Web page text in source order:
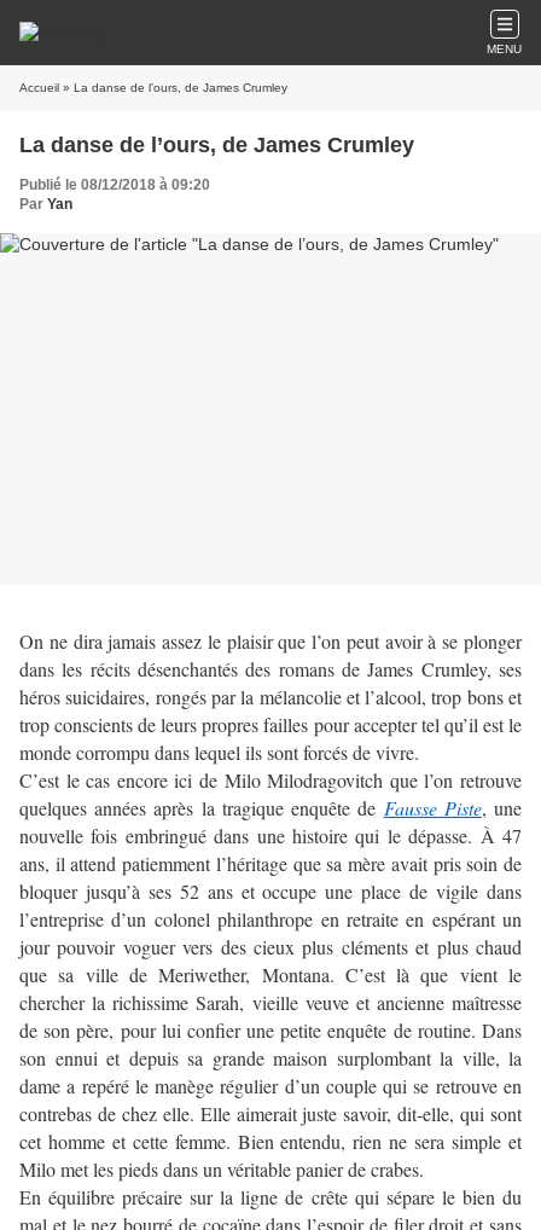
MENU
Accueil » La danse de l’ours, de James Crumley
La danse de l’ours, de James Crumley
Publié le 08/12/2018 à 09:20
Par Yan
On ne dira jamais assez le plaisir que l’on peut avoir à se plonger
dans les récits désenchantés des romans de James Crumley, ses
héros suicidaires, rongés par la mélancolie et l’alcool, trop bons et
trop conscients de leurs propres failles pour accepter tel qu’il est le
monde corrompu dans lequel ils sont forcés de vivre.
C’est le cas encore ici de Milo Milodragovitch que l’on retrouve
quelques années après la tragique enquête de Fausse Piste, une
nouvelle fois embringué dans une histoire qui le dépasse. À 47
ans, il attend patiemment l’héritage que sa mère avait pris soin de
bloquer jusqu’à ses 52 ans et occupe une place de vigile dans
l’entreprise d’un colonel philanthrope en retraite en espérant un
jour pouvoir voguer vers des cieux plus cléments et plus chaud
que sa ville de Meriwether, Montana. C’est là que vient le
chercher la richissime Sarah, vieille veuve et ancienne maîtresse
de son père, pour lui confier une petite enquête de routine. Dans
son ennui et depuis sa grande maison surplombant la ville, la
dame a repéré le manège régulier d’un couple qui se retrouve en
contrebas de chez elle. Elle aimerait juste savoir, dit-elle, qui sont
cet homme et cette femme. Bien entendu, rien ne sera simple et
Milo met les pieds dans un véritable panier de crabes.
En équilibre précaire sur la ligne de crête qui sépare le bien du
mal et le nez bourré de cocaïne dans l’espoir de filer droit et sans